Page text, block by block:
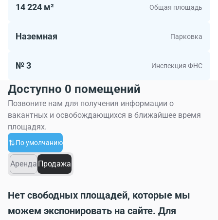
14 224 м² Общая площадь
Наземная Парковка
№ 3 Инспекция ФНС
Доступно 0 помещений
Позвоните нам для получения информации о
вакантных и освобождающихся в ближайшее время
площадях.
По умолчанию
Аренда Продажа
Нет свободных площадей, которые мы
можем экспонировать на сайте. Для